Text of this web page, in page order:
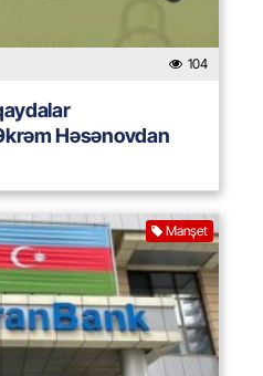
104
Həsənovdan
Manşet